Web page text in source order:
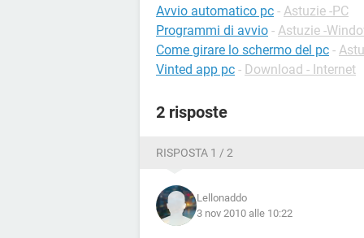
Avvio automatico pc - Astuzie -PC
Programmi di avvio - Astuzie -
Come girare lo schermo del pc -
Vinted app pc - Download - Internet
2 risposte
RISPOSTA 1 / 2
Lellonaddo
3 nov 2010 alle 10:22